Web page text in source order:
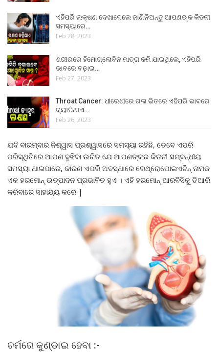
ଏହିପରି ଲକ୍ଷଣ ଦେଖାଦେଲେ ଜାଣିନିଅନ୍ତୁ ଆପଣଙ୍କ କିଡନୀ
ସମସ୍ୟାରେ…
Feb 28, 2023
ଶରୀରରେ ହିମୋଗ୍ଲୋବିନ ମାତ୍ରା କମି ଯାଇଥିଲେ, ଏହିପରି
ଭାବରେ ବଢ଼ାଇ…
Feb 27, 2023
Throat Cancer: ଧୀରେଧୀରେ ଗଳା ଭିତରେ ଏହିପରି ଭାବରେ
ବ୍ୟାପିଥାଏ…
Feb 26, 2023
ଯଦି ବାରମ୍ବାର ନିଶ୍ୱାସ ପ୍ରଶ୍ୱାସରେ ସମସ୍ୟା ରହିଛି, ତେବେ ଏପରି
ପରିସ୍ଥିତିରେ ଆପଣ ବୁଝିବା ଉଚିତ ଯେ ଆପଣଙ୍କର କିଡନୀ ସମ୍ବନ୍ଧୀୟ
ସମସ୍ୟା ଥାଇପାରେ, କାରଣ ଏପରି ଅବସ୍ଥାରେ ରେଥ୍ରୋପୋଇଏଟିନ୍ ନାମକ
ଏକ ହରମୋନ୍ ଉତ୍ପାଦନ ପ୍ରଭାବିତ ହୁଏ । ଏହି ହରମୋନ୍ ଆରବିସିକୁ ତିଆରି
କରିବାରେ ସାହାଯ୍ୟ କରେ |
ଚର୍ମରେ କୁଣ୍ଡାଇ ହେବା :-